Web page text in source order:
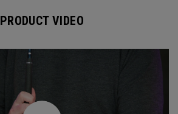
PRODUCT VIDEO